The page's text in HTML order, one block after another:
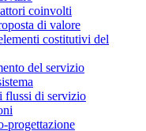
coinvolti
di valore
costitutivi del
del servizio
flussi di servizio
progettazione